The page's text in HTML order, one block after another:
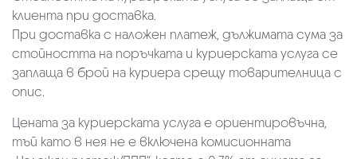
клиента при доставка.
При доставка с наложен платеж, дължимата сума за
стойността на поръчката и куриерската услуга се
заплаща в брой на куриера срещу товарителница с
опис.
Цената за куриерската услуга е ориентировъчна,
тъй като в нея не е включена комисионната